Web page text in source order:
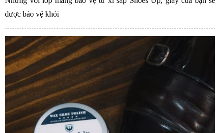
được bảo vệ khỏi